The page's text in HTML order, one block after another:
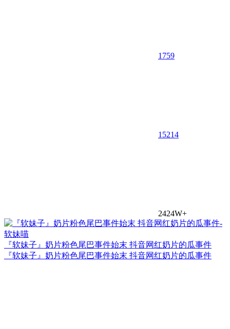
1759
15214
2424W+
『软妹子』奶片粉色尾巴事件始末 抖音网红奶片的瓜事件
『软妹子』奶片粉色尾巴事件始末 抖音网红奶片的瓜事件